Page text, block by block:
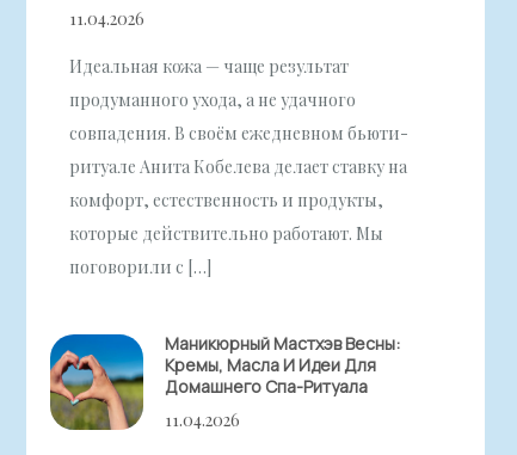
11.04.2026
Идеальная кожа — чаще результат
продуманного ухода, а не удачного
совпадения. В своём ежедневном бьюти-
ритуале Анита Кобелева делает ставку на
комфорт, естественность и продукты,
которые действительно работают. Мы
поговорили с […]
Маникюрный Мастхэв Весны:
Кремы, Масла И Идеи Для
Домашнего Спа-Ритуала
11.04.2026